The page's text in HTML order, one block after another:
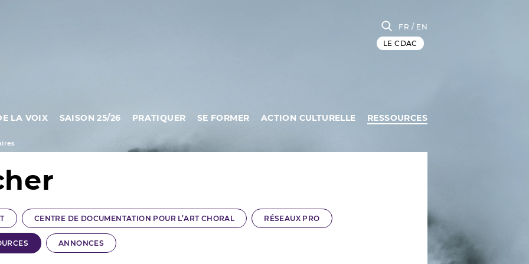
FR / EN
LE CDAC
LA VOIX SAISON 25/26 PRATIQUER SE FORMER ACTION CULTURELLE RESSOURCES
CENTRE DE DOCUMENTATION POUR L’ART CHORAL RÉSEAUX PRO
ANNONCES